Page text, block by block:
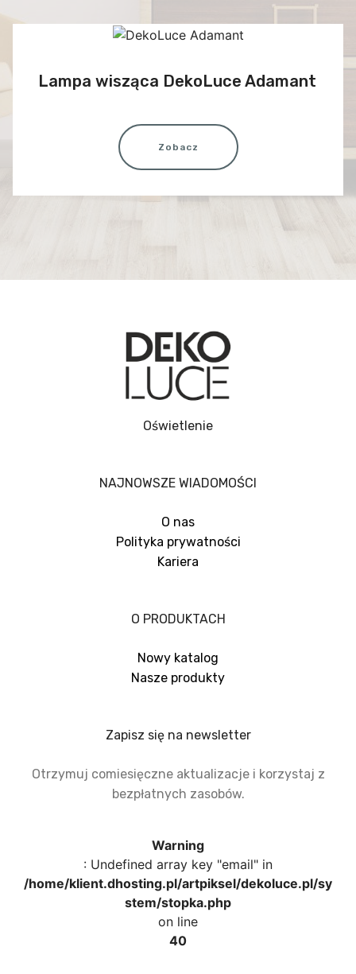
Lampa wisząca DekoLuce Adamant
Zobacz
Oświetlenie
NAJNOWSZE WIADOMOŚCI
O nas
Polityka prywatności
Kariera
O PRODUKTACH
Nowy katalog
Nasze produkty
Zapisz się na newsletter
Otrzymuj comiesięczne aktualizacje i korzystaj z
bezpłatnych zasobów.
Warning
: Undefined array key "email" in
/home/klient.dhosting.pl/artpiksel/dekoluce.pl/sy
stem/stopka.php
on line
40